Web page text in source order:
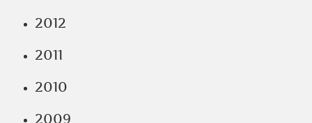
2012
2011
2010
2009